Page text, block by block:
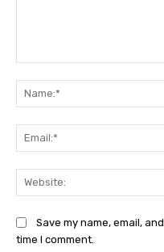
Save my name, email,
time I comment.